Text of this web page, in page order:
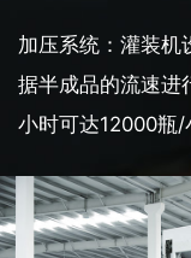
加压系统：灌装机
据半成品的流速进
小时可达12000瓶/